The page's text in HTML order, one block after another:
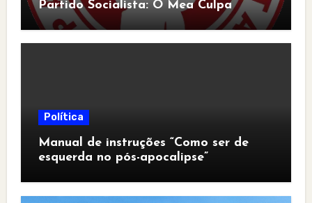
Partido Socialista: O Mea Culpa
Política
Manual de instruções “Como ser de
esquerda no pós-apocalipse”